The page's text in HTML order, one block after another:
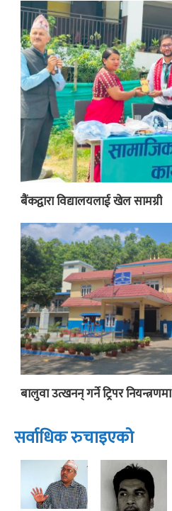
बैंकद्वारा विद्यालयलाई खेल सामग्री
बालुवा उत्खनन् गर्ने ट्रिपर नियन्त्रणमा
सर्वाधिक रुचाइएको